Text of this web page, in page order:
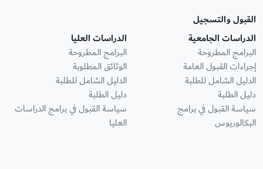
القبول والتسجيل
الدراسات الجامعية
البرامج المطروحة
إجراءات القبول العامة
الدليل الشامل للطلبة
دليل الطلبة
سياسة القبول في برامج
البكالوريوس
الدراسات العليا
البرامج المطروحة
الوثائق المطلوبة
الدليل الشامل للطلبة
دليل الطلبة
سياسة القبول في برامج الدراسات
العليا